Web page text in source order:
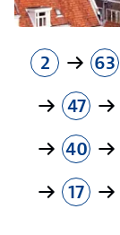
2 63
47
40
17